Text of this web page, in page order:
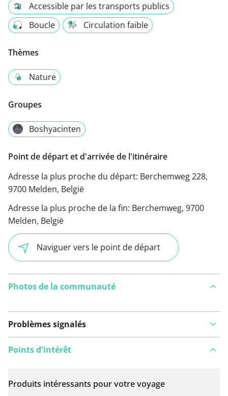
Accessible par les transports publics
Boucle
Circulation faible
Thèmes
Nature
Groupes
Boshyacinten
Point de départ et d'arrivée de l'itinéraire
Adresse la plus proche du départ: Berchemweg 228,
9700 Melden, België
Adresse la plus proche de la fin: Berchemweg, 9700
Melden, België
Naviguer vers le point de départ
Photos de la communauté
Problèmes signalés
Voir sur la carte
Points d'intérêt
Produits intéressants pour votre voyage